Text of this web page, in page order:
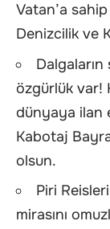
Vatan’a
Denizcilik ve
Dalgaların
özgürlük var!
dünyaya ilan
Kabotaj
olsun.
Piri
mirasını